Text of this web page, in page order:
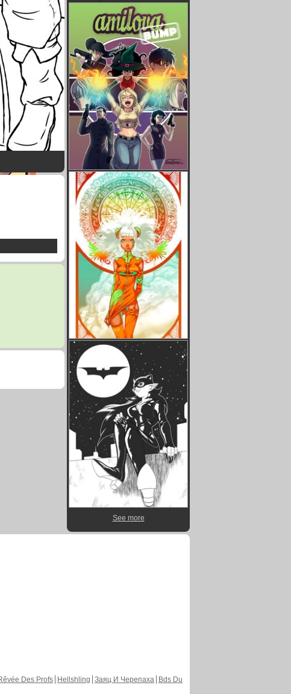
See more
Des Profs Hellshling Заяц И Черепаха
Bds Du